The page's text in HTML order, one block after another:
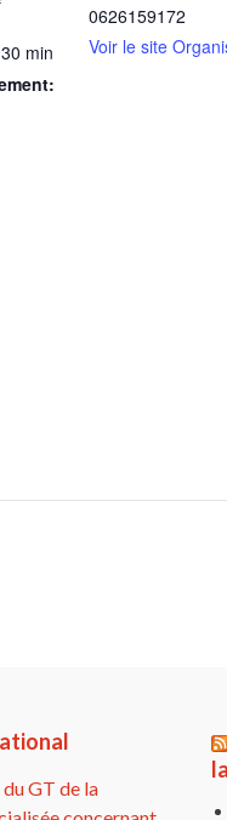
min
0626159172
Voir le site
GT de la